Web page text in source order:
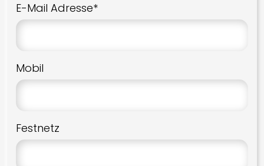
E-Mail Adresse*
Mobil
Festnetz